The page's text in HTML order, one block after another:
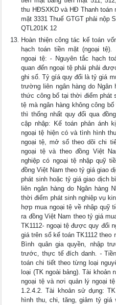
thu HĐSXKD và HĐ Thanh toán
mặt 3331 Thuế GTGT phải nộp
QTL201K 12
Hoàn thiện công tác kế toán
hạch toán tiền mặt (ngoại
ngoại tệ: - Nguyên tắc hạch
quan đến ngoại tệ phải phải
ghi sổ. Tỷ gíá quy đổi là tỷ giá
trường liên ngân hàng do
thức công bố tại thời điểm phát
tệ mà ngân hàng không công
thì thống nhất quy đổi qua
cập nhập: Kế toán phản ánh
ngoại tệ hiện có và tình hình
ngoại tệ, mở sổ theo dõi chi
ngoại tệ và theo đồng Việt
nghiệp có ngoại tệ nhập quỹ
đồng Việt Nam theo tỷ giá giao
phát sinh hoặc tỷ giá giao dịch
liên ngân hàng do Ngân hàng
thời điểm phát sinh nghiệp vụ
hợp mua ngoại tệ về nhập quỹ
ra đồng Việt Nam theo tỷ giá
TK1112- ngoại tệ được quy đổi
giá trên sổ kế toán TK1112
Bình quân gia quyền, nhập
trước, thực tế đích danh. -
toán chi tiết theo từng loại
loại (TK ngoài bảng). Tài
ngoại tệ và nơi quản lý ngoại
1.2.4.2. Tài khoản sử dụng:
hình thu, chi, tăng, giảm tỷ